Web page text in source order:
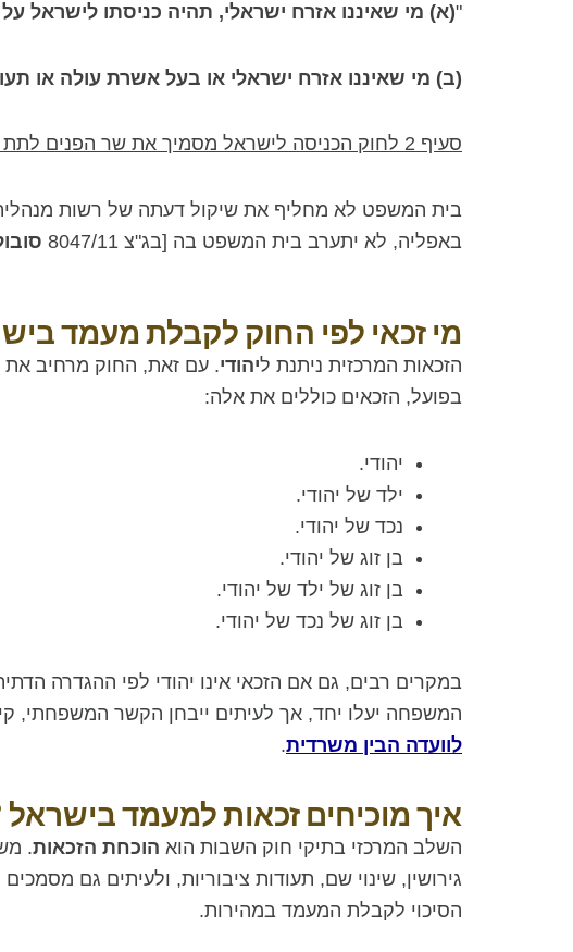
"(א) מי שאיננו אזרח ישראלי, תהיה כניסתו לישראל
(ב) מי שאיננו אזרח ישראלי או בעל אשרת עולה או
סעיף 2 לחוק הכניסה לישראל מסמיך את שר הפנים לתת אשרות ורישיונות מכוחו
בית המשפט לא מחליף את שיקול דעתה של רשות
באפליה, לא יתערב בית המשפט בה [בג"צ 8047/11
מי זכאי לפי החוק לקבלת מעמד
הזכאות המרכזית ניתנת ליהודי. עם זאת, החוק מרחיב
בפועל, הזכאים כוללים את אלה:
יהודי.
ילד של יהודי.
נכד של יהודי.
בן זוג של יהודי.
בן זוג של ילד של יהודי.
בן זוג של נכד של יהודי.
במקרים רבים, גם אם הזכאי אינו יהודי לפי ההגדרה
המשפחה יעלו יחד, אך לעיתים ייבחן הקשר המשפחתי,
לוועדה הבין משרדית.
איך מוכיחים זכאות למעמד בישראל
השלב המרכזי בתיקי חוק השבות הוא הוכחת הזכאות.
גירושין, שינוי שם, תעודות ציבוריות, ולעיתים גם
הסיכוי לקבלת המעמד במהירות.